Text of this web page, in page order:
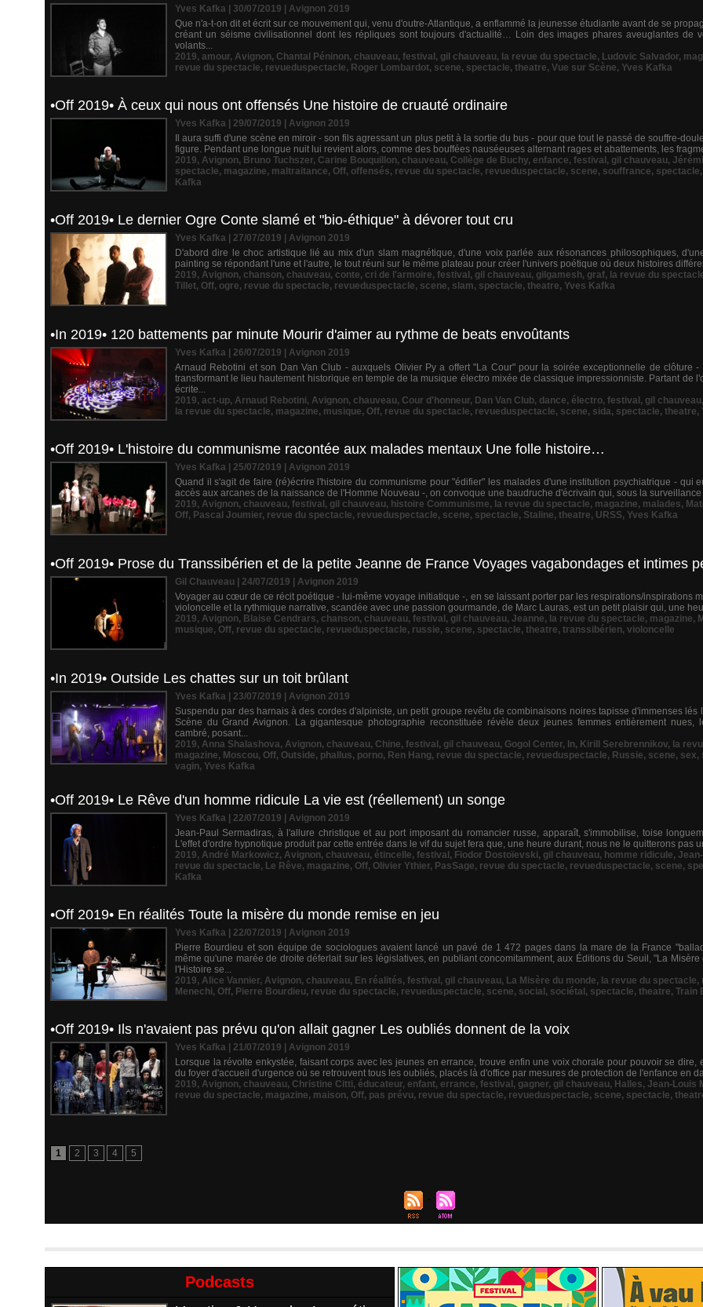
Yves Kafka | 30/07/2019
Avignon 2019
Que n'a-t-on dit et écrit sur ce mouvement qui, venu d'outre-Atlantique, a enflammé la jeunesse étudiante avant de se
créant un séisme civilisationnel dont les répliques sont toujours d'actualité… Loin des images phares aveuglantes de
volants...
2019, amour, Avignon, Chantal Péninon, chauveau, festival , gil chauveau, la revue du spectacle, Ludovic Salvador,
revue du spectacle, revueduspectacle, Roger Lombardot, scene, spectacle, theatre, Vue sur Scène, Yves Kafka
•Off 2019• À ceux qui nous ont offensés Une histoire de cruauté ordinaire
Yves Kafka | 29/07/2019
Avignon 2019
Il aura suffi d'une scène en miroir - son fils agressant un plus petit à la sortie du bus - pour que tout le passé de souffre-
figure. Pendant une longue nuit lui revient alors, comme des bouffées nauséeuses alternant rages et abattements, les
2019, Avignon, Bruno Tuchszer, Carine Bouquillon, chauveau, Collège de Buchy, enfance, festival , gil chauveau,
spectacle, magazine, maltraitance, Off, offensés, revue du spectacle, revueduspectacle, scene, souffrance, spectacle,
Kafka
•Off 2019• Le dernier Ogre Conte slamé et "bio-éthique" à dévorer tout cru
Yves Kafka | 27/07/2019
Avignon 2019
D'abord dire le choc artistique lié au mix d'un slam magnétique, d'une voix parlée aux résonances philosophiques,
painting se répondant l'une et l'autre, le tout réuni sur le même plateau pour créer l'univers poétique où deux histoires
2019, Avignon, chanson, chauveau, conte, cri de l'armoire, festival , gil chauveau, gilgamesh, graf, la revue du
Tillet, Off, ogre, revue du spectacle, revueduspectacle, scene, slam, spectacle, theatre, Yves Kafka
•In 2019• 120 battements par minute Mourir d'aimer au rythme de beats envoûtants
Yves Kafka | 26/07/2019
Avignon 2019
Arnaud Rebotini et son Dan Van Club - auxquels Olivier Py a offert "La Cour" pour la soirée exceptionnelle de clôture -
transformant le lieu hautement historique en temple de la musique électro mixée de classique impressionniste. Partant de
écrite...
2019, act-up, Arnaud Rebotini, Avignon, chauveau, Cour d'honneur, Dan Van Club, dance, électro, festival , gil chauveau,
la revue du spectacle, magazine, musique, Off, revue du spectacle, revueduspectacle, scene, sida, spectacle, theatre,
•Off 2019• L'histoire du communisme racontée aux malades mentaux Une folle histoire…
Yves Kafka | 25/07/2019
Avignon 2019
Quand il s'agit de faire (ré)écrire l'histoire du communisme pour "édifier" les malades d'une institution psychiatrique - qui
accès aux arcanes de la naissance de l'Homme Nouveau -, on convoque une baudruche d'écrivain qui, sous la
2019, Avignon, chauveau, festival , gil chauveau, histoire Communisme, la revue du spectacle, magazine, malades,
Off, Pascal Joumier, revue du spectacle, revueduspectacle, scene, spectacle, Staline, theatre, URSS, Yves Kafka
•Off 2019• Prose du Transsibérien et de la petite Jeanne de France Voyages vagabondages et intimes
Gil Chauveau | 24/07/2019
Avignon 2019
Voyager au cœur de ce récit poétique - lui-même voyage initiatique -, en se laissant porter par les respirations/inspirations
violoncelle et la rythmique narrative, scandée avec une passion gourmande, de Marc Lauras, est un petit plaisir qui, une
2019, Avignon, Blaise Cendrars, chanson, chauveau, festival , gil chauveau, Jeanne, la revue du spectacle, magazine,
musique, Off, revue du spectacle, revueduspectacle, russie, scene, spectacle, theatre, transsibérien, violoncelle
•In 2019• Outside Les chattes sur un toit brûlant
Yves Kafka | 23/07/2019
Avignon 2019
Suspendu par des harnais à des cordes d'alpiniste, un petit groupe revêtu de combinaisons noires tapisse d'immenses lés
Scène du Grand Avignon. La gigantesque photographie reconstituée révèle deux jeunes femmes entièrement nues,
cambré, posant...
2019, Anna Shalashova, Avignon, chauveau, Chine, festival , gil chauveau, Gogol Center, In, Kirill Serebrennikov, la
magazine, Moscou, Off, Outside, phallus, porno, Ren Hang, revue du spectacle, revueduspectacle, Russie, scene, sex,
vagin, Yves Kafka
•Off 2019• Le Rêve d'un homme ridicule La vie est (réellement) un songe
Yves Kafka | 22/07/2019
Avignon 2019
Jean-Paul Sermadiras, à l'allure christique et au port imposant du romancier russe, apparaît, s'immobilise, toise
L'effet d'ordre hypnotique produit par cette entrée dans le vif du sujet fera que, une heure durant, nous ne le quitterons pas
2019, André Markowicz, Avignon, chauveau, étincelle, festival , Fiodor Dostoïevski, gil chauveau, homme ridicule,
revue du spectacle, Le Rêve, magazine, Off, Olivier Ythier, PasSage, revue du spectacle, revueduspectacle, scene,
Kafka
•Off 2019• En réalités Toute la misère du monde remise en jeu
Yves Kafka | 22/07/2019
Avignon 2019
Pierre Bourdieu et son équipe de sociologues avaient lancé un pavé de 1 472 pages dans la mare de la France
même qu'une marée de droite déferlait sur les législatives, en publiant concomitamment, aux Éditions du Seuil, "La
l'Histoire se...
2019, Alice Vannier, Avignon, chauveau, En réalités, festival , gil chauveau, La Misère du monde, la revue du spectacle,
Menechi, Off, Pierre Bourdieu, revue du spectacle, revueduspectacle, scene, social , sociétal , spectacle, theatre, Train
•Off 2019• Ils n'avaient pas prévu qu'on allait gagner Les oubliés donnent de la voix
Yves Kafka | 21/07/2019
Avignon 2019
Lorsque la révolte enkystée, faisant corps avec les jeunes en errance, trouve enfin une voix chorale pour pouvoir se dire,
du foyer d'accueil d'urgence où se retrouvent tous les oubliés, placés là d'office par mesures de protection de l'enfance en
2019, Avignon, chauveau, Christine Citti, éducateur, enfant, errance, festival , gagner, gil chauveau, Halles, Jean-Louis
revue du spectacle, magazine, maison, Off, pas prévu, revue du spectacle, revueduspectacle, scene, spectacle,
1 2 3 4 5
Podcasts